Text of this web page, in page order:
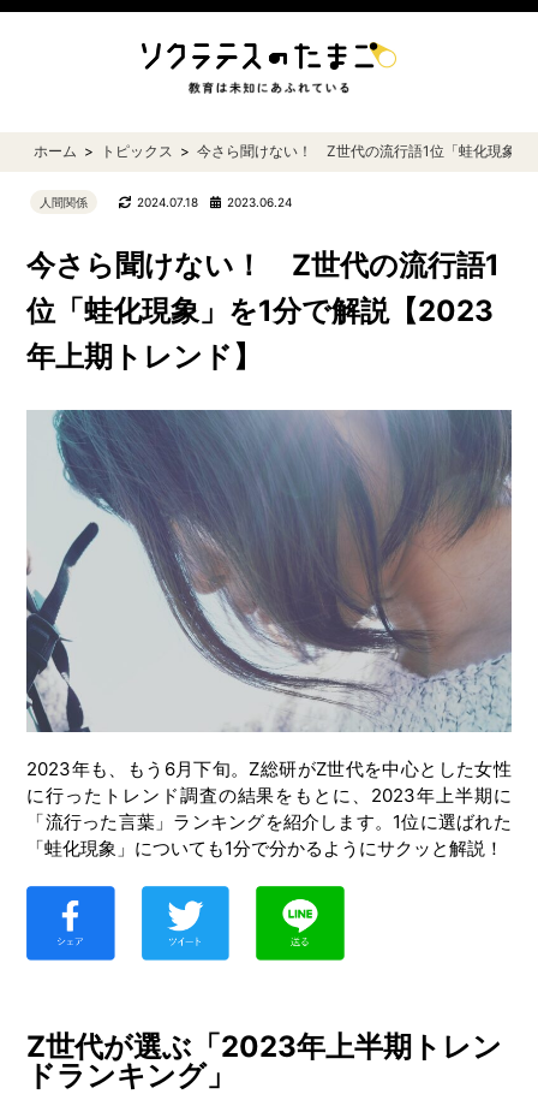
ホーム トピックス 今さら聞けない！ Z世代の流行語1位「蛙化現象」
人間関係 2024.07.18 2023.06.24
今さら聞けない！ Z世代の流行語1
位「蛙化現象」を1分で解説【2023
年上期トレンド】
2023年も、もう6月下旬。Z総研がZ世代を中心とした女性
に行ったトレンド調査の結果をもとに、2023年上半期に
「流行った言葉」ランキングを紹介します。1位に選ばれた
「蛙化現象」についても1分で分かるようにサクッと解説！
Z世代が選ぶ「2023年上半期トレン
ドランキング」